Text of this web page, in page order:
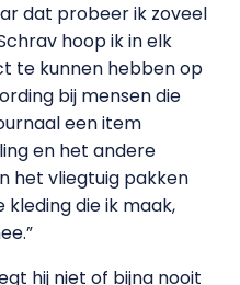
dat probeer ik zoveel
hoop ik in elk
te kunnen hebben op
bij mensen die
een item
en het andere
het vliegtuig pakken
die ik maak,
hij niet of bijna nooit